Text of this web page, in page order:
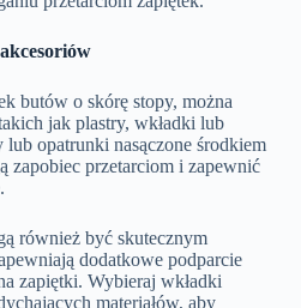
butów o skórę stopy, można
jak plastry, wkładki lub
lub opatrunki nasączone środkiem
zapobiec przetarciom i zapewnić
również być skutecznym
dodatkowe podparcie
zapiętki. Wybieraj wkładki
materiałów, aby